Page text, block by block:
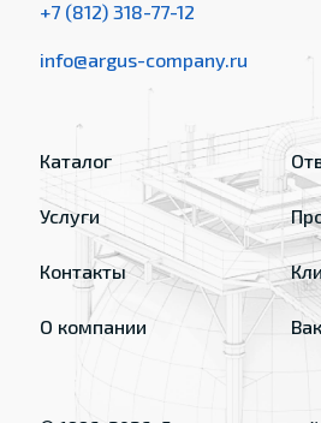
+7 (812) 318-77-12
info@argus-company.ru
Каталог
Услуги
Контакты
О компании